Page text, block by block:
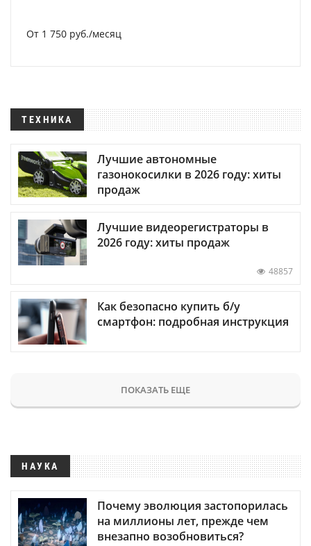
От 1 750 руб./месяц
ТЕХНИКА
Лучшие автономные
газонокосилки в 2026 году: хиты
продаж
Лучшие видеорегистраторы в
2026 году: хиты продаж
48857
Как безопасно купить б/у
смартфон: подробная инструкция
ПОКАЗАТЬ ЕЩЕ
НАУКА
Почему эволюция застопорилась
на миллионы лет, прежде чем
внезапно возобновиться?